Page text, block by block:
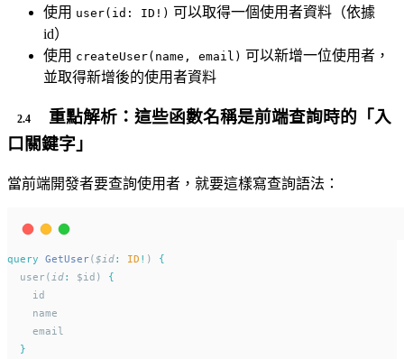
使用 user(id: ID!) 可以取得一個使用者資料（依據
id）
使用 createUser(name, email) 可以新增一位使用者，
並取得新增後的使用者資料
重點解析：這些函數名稱是前端查詢時的「入
口關鍵字」
當前端開發者要查詢使用者，就要這樣寫查詢語法：
query GetUser( $id: ID ! ) {
  user(
id: $id) {
    id
    name
    email
}